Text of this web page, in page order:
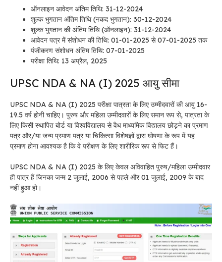
ऑनलाइन आवेदन अंतिम तिथि: 31-12-2024
शुल्क भुगतान अंतिम तिथि (नकद भुगतान): 30-12-2024
शुल्क भुगतान की अंतिम तिथि (ऑनलाइन): 31-12-2024
आवेदन पत्र में संशोधन की तिथि: 01-01-2025 से 07-01-2025 तक
पंजीकरण संशोधन अंतिम तिथि: 07-01-2025
परीक्षा तिथि: 13 अप्रैल, 2025
UPSC NDA & NA (I) 2025 आयु सीमा
UPSC NDA & NA (I) 2025 परीक्षा पात्रता के लिए उम्मीदवारों की आयु 16-
19.5 वर्ष होनी चाहिए। पुरुष और महिला उम्मीदवारों के लिए समान रूप से, पात्रता के
लिए किसी स्थापित बोर्ड या विश्वविद्यालय से वैध माध्यमिक विद्यालय छोड़ने का प्रमाण
पत्र और/या जन्म प्रमाण पत्र या चिकित्सा विशेषज्ञों द्वारा घोषणा के रूप में यह
प्रमाण होना आवश्यक है कि वे परीक्षण के लिए शारीरिक रूप से फिट हैं।
UPSC NDA & NA (I) 2025 के लिए केवल अविवाहित पुरुष/महिला उम्मीदवार
ही पात्र हैं जिनका जन्म 2 जुलाई, 2006 से पहले और 01 जुलाई, 2009 के बाद
नहीं हुआ हो।